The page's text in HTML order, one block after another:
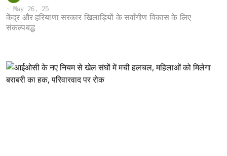
- May 26, 25
केंद्र और हरियाणा सरकार खिलाड़ियों के सर्वांगीण विकास के लिए
संकल्पबद्ध